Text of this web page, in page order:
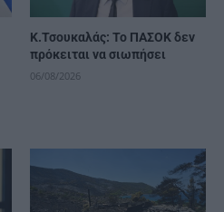
Κ.Τσουκαλάς: Το ΠΑΣΟΚ δεν
πρόκειται να σιωπήσει
06/08/2026